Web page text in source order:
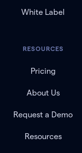
White Label
RESOURCES
Pricing
About Us
Request a Demo
Resources